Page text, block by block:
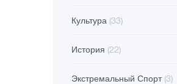
Культура (33)
История (22)
Экстремальный Спорт (3)